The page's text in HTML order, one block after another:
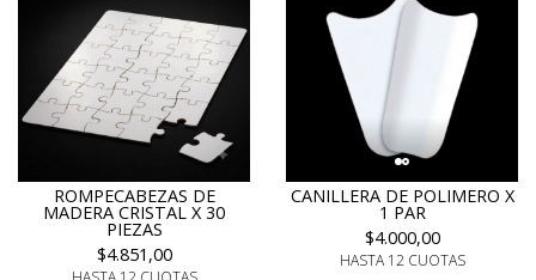
ROMPECABEZAS DE
MADERA CRISTAL X 30
PIEZAS
$4.851,00
CANILLERA DE POLIMERO X
1 PAR
$4.000,00
HASTA 12 CUOTAS